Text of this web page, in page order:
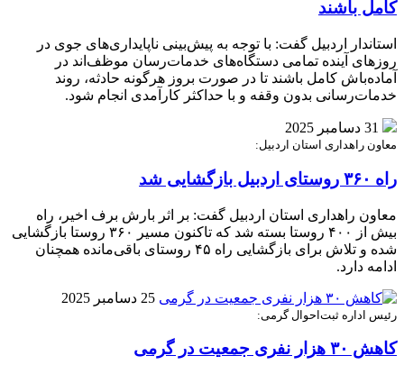
کامل باشند
استاندار اردبیل گفت: با توجه به پیش‌بینی ناپایداری‌های جوی در
روزهای آینده تمامی دستگاه‌های خدمات‌رسان موظف‌اند در
آماده‌باش کامل باشند تا در صورت بروز هرگونه حادثه، روند
خدمات‌رسانی بدون وقفه و با حداکثر کارآمدی انجام شود.
31 دسامبر 2025
معاون راهداری استان اردبیل:
راه ۳۶۰ روستای اردبیل بازگشایی شد
معاون راهداری استان اردبیل گفت: بر اثر بارش برف اخیر، راه
بیش از ۴۰۰ روستا بسته شد که تاکنون مسیر ۳۶۰ روستا بازگشایی
شده و تلاش برای بازگشایی راه ۴۵ روستای باقی‌مانده همچنان
ادامه دارد.
25 دسامبر 2025
رئیس اداره ثبت‌احوال گرمی:
کاهش ۳۰ هزار نفری جمعیت در گرمی